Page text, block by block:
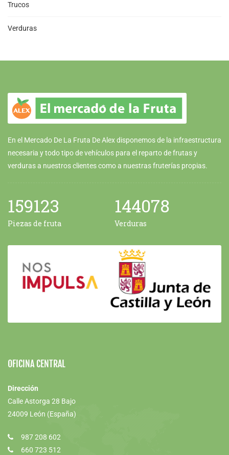
Trucos
Verduras
En el Mercado De La Fruta De Alex disponemos de la infraestructura
necesaria y todo tipo de vehículos para el reparto de frutas y
verduras a nuestros clientes como a nuestras fruterías propias.
159123
Piezas de fruta
144078
Verduras
OFICINA CENTRAL
Dirección
Calle Astorga 28 Bajo
24009 León (España)
987 208 602
660 723 512